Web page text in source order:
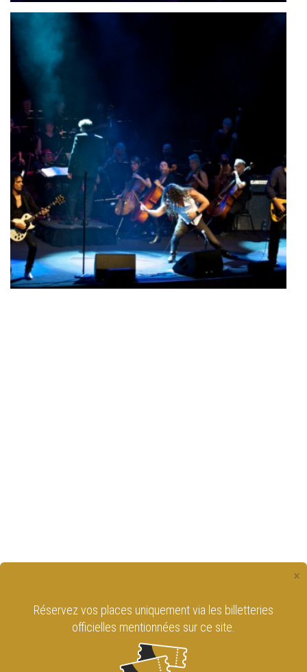
×
Réservez vos places uniquement via les billetteries
officielles mentionnées sur ce site.